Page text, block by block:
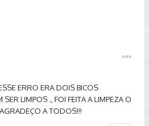
ERRO ERA DOIS BICOS
SER LIMPOS ., FOI FEITA A LIMPEZA O
A TODOS!!!